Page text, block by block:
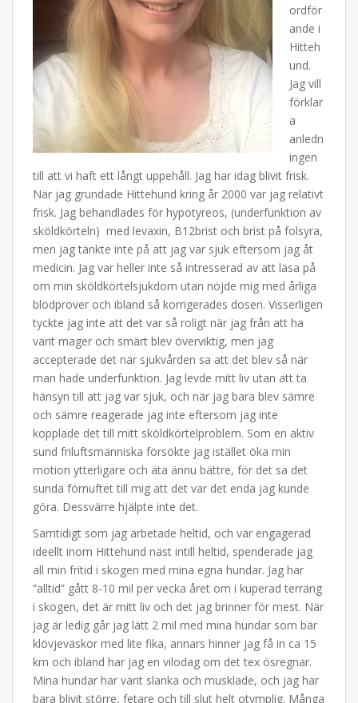
ordför
ande i
Hitteh
und.
Jag vill
förklar
a
anledn
ingen
till att vi haft ett långt uppehåll. Jag har idag blivit frisk.
När jag grundade Hittehund kring år 2000 var jag relativt
frisk. Jag behandlades för hypotyreos, (underfunktion av
sköldkörteln) med levaxin, B12brist och brist på folsyra,
men jag tänkte inte på att jag var sjuk eftersom jag åt
medicin. Jag var heller inte så intresserad av att läsa på
om min sköldkörtelsjukdom utan nöjde mig med årliga
blodprover och ibland så korrigerades dosen. Visserligen
tyckte jag inte att det var så roligt när jag från att ha
varit mager och smärt blev överviktig, men jag
accepterade det när sjukvården sa att det blev så när
man hade underfunktion. Jag levde mitt liv utan att ta
hänsyn till att jag var sjuk, och när jag bara blev sämre
och sämre reagerade jag inte eftersom jag inte
kopplade det till mitt sköldkörtelproblem. Som en aktiv
sund friluftsmänniska försökte jag istället öka min
motion ytterligare och äta ännu bättre, för det sa det
sunda förnuftet till mig att det var det enda jag kunde
göra. Dessvärre hjälpte inte det.
Samtidigt som jag arbetade heltid, och var engagerad
ideellt inom Hittehund näst intill heltid, spenderade jag
all min fritid i skogen med mina egna hundar. Jag har
”alltid” gått 8-10 mil per vecka året om i kuperad terräng
i skogen, det är mitt liv och det jag brinner för mest. När
jag är ledig går jag lätt 2 mil med mina hundar som bär
klövjeväskor med lite fika, annars hinner jag få in ca 15
km och ibland har jag en vilodag om det tex ösregnar.
Mina hundar har varit slanka och musklade, och jag har
bara blivit större, fetare och till slut helt otymplig. Många